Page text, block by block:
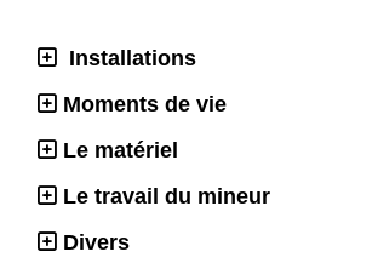
Installations
Moments de vie
Le matériel
Le travail du mineur
Divers